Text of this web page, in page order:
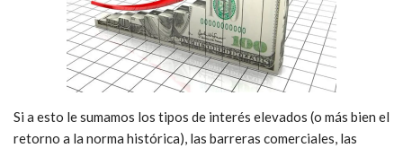
Si a esto le sumamos los tipos de interés elevados (o más bien el
retorno a la norma histórica), las barreras comerciales, las